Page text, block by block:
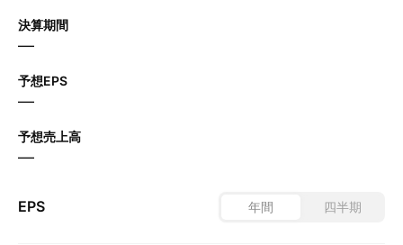
決算期間
—
予想EPS
—
予想売上高
—
EPS 年間 四半期